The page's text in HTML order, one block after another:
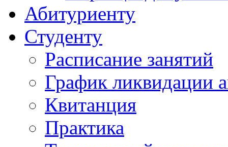
Абитуриенту
Студенту
Расписание занятий
График ликвидации
Квитанция
Практика